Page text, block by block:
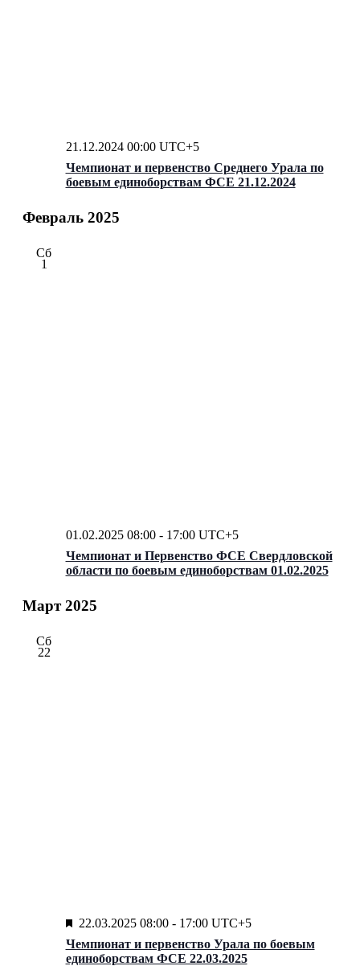
Чемпионат и первенство Среднего Урала по
боевым единоборствам ФСЕ 21.12.2024
21.12.2024 00:00 UTC+5
Февраль 2025
Сб
1
Чемпионат и Первенство ФСЕ Свердловской
области по боевым единоборствам 01.02.2025
01.02.2025 08:00- 17:00 UTC+5
Март 2025
Сб
22
Чемпионат и первенство Урала по боевым
единоборствам ФСЕ 22.03.2025
Популярные
22.03.2025 08:00- 17:00 UTC+5